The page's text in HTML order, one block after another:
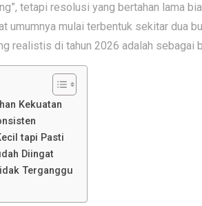
tetapi resolusi yang bertahan lama
umumnya mulai terbentuk sekitar dua
realistis di tahun 2026 adalah sebagai
Kekuatan
tapi Pasti
Diingat
Terganggu